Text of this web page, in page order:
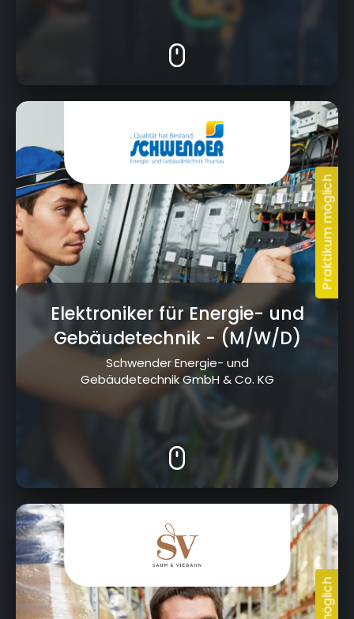
Limmersdorfer Str. 3, 95349 Thurnau
Elektroniker für Energie- und
Gebäudetechnik- (M/W/D)
Schwender Energie- und
Gebäudetechnik GmbH & Co. KG
E.-C.- Baumann Straße 12, 95326 Kulmbach